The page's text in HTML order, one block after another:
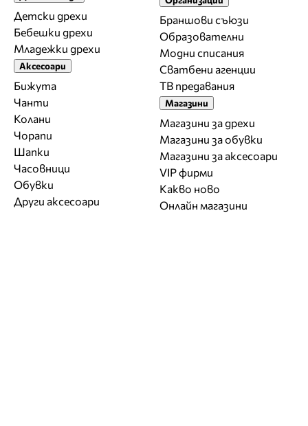
Детски дрехи
Бебешки дрехи
Младежки дрехи
Аксесоари
Бижута
Чанти
Колани
Чорапи
Шапки
Часовници
Обувки
Други аксесоари
Браншови съюзи
Образователни
Модни списания
Сватбени агенции
ТВ предавания
Магазини
Магазини за дрехи
Магазини за обувки
Магазини за aксесоари
VIP фирми
Какво ново
Онлайн магазини